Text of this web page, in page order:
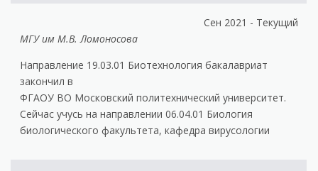
МГУ им М.В. Ломоносова
Сен 2021 - Текущий
Направление 19.03.01 Биотехнология бакалавриат
закончил в
ФГАОУ ВО Московский политехнический университет.
Сейчас учусь на направлении 06.04.01 Биология
биологического факультета, кафедра вирусологии